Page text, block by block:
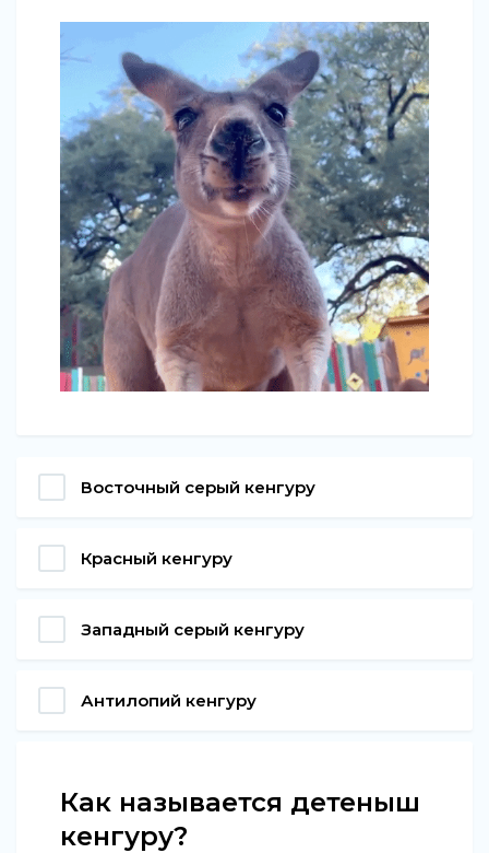
Восточный серый кенгуру
Красный кенгуру
Западный серый кенгуру
Антилопий кенгуру
Как называется детеныш
кенгуру?